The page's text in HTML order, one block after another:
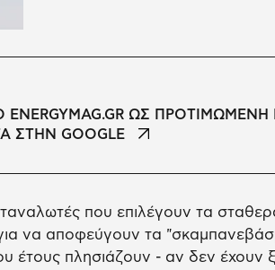
ΩΣ
ΣΤΗΝ GOOGLE
που επιλέγουν τα
να αποφεύγουν τα
έτους πλησιάζουν - αν δεν έχουν